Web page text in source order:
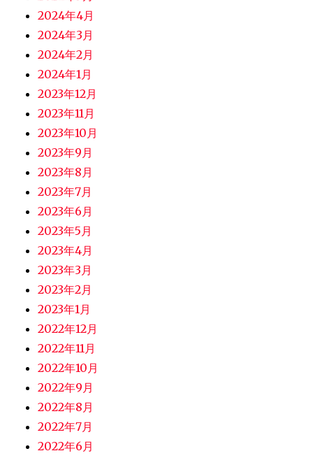
2024年4月
2024年3月
2024年2月
2024年1月
2023年12月
2023年11月
2023年10月
2023年9月
2023年8月
2023年7月
2023年6月
2023年5月
2023年4月
2023年3月
2023年2月
2023年1月
2022年12月
2022年11月
2022年10月
2022年9月
2022年8月
2022年7月
2022年6月